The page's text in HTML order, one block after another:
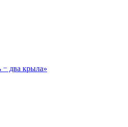
– два крыла»